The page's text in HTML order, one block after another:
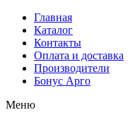
Главная
Каталог
Контакты
Оплата и доставка
Производители
Бонус Арго
Меню